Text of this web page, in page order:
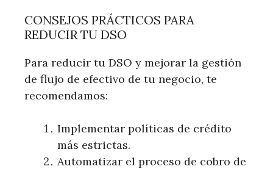
CONSEJOS PRÁCTICOS PARA
REDUCIR TU DSO
Para reducir tu DSO y mejorar la gestión
de flujo de efectivo de tu negocio, te
recomendamos:
Implementar políticas de crédito
más estrictas.
Automatizar el proceso de cobro de